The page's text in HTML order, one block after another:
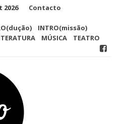
2026
Contacto
INTRO(missão)
MÚSICA TEATRO